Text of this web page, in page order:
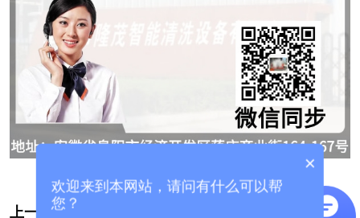
上一个:
搅拌站龙门式洗车房-源头制造商批发价[隆
×
欢迎来到本网站，请问有什么可以帮
您？